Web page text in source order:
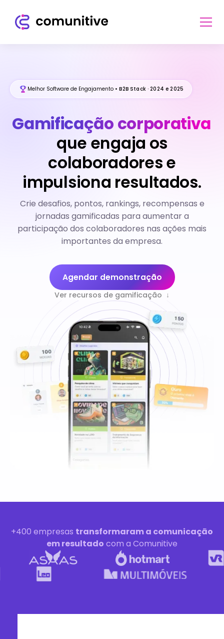
Melhor Software de Engajamento• B2B Stack · 2024 e 2025
Gamificação corporativa
que engaja os
colaboradores e
impulsiona resultados.
Crie desafios, pontos, rankings, recompensas e
jornadas gamificadas para aumentar a
participação dos colaboradores nas ações mais
importantes da empresa.
Agendar demonstração
Ver recursos de gamificação ↓
+400 empresas transformaram a comunicação
em resultado com a Comunitive